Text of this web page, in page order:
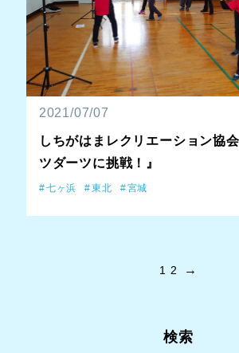
2021/07/07
しちがはまレクリエーション協
ツダーツに挑戦！』
七ヶ浜 東北 宮城
1 2 →
検索